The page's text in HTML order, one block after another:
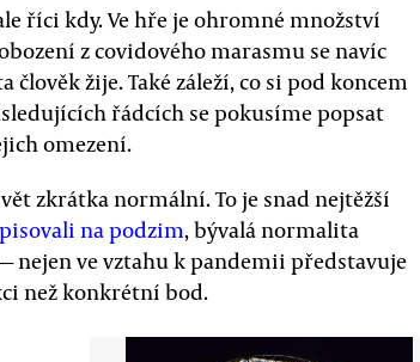
říci kdy. Ve hře je ohromné množství
z covidového marasmu se navíc
žije. Také záleží, co si pod koncem
řádcích se pokusíme popsat
omezení.
zkrátka normální. To je snad nejtěžší
na podzim, bývalá normalita
nejen ve vztahu k pandemii představuje
než konkrétní bod.